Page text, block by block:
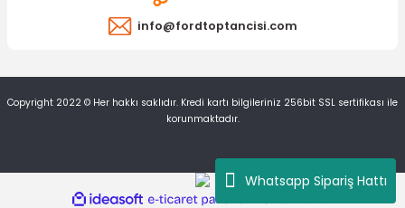
Whatsapp Sipariş Hattı
info@fordtoptancisi.com
Copyright 2022 © Her hakkı saklıdır. Kredi kartı bilgileriniz 256bit SSL sertifikası ile
korunmaktadır.
ideasoft